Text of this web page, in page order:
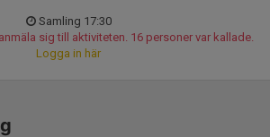
Samling 17:30
sig till aktiviteten. 16 personer var kallade.
Logga in här